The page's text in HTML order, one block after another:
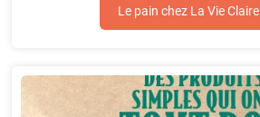
Le pain chez La Vie Claire